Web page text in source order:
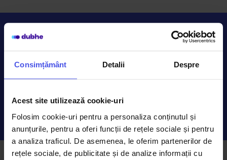
Consimțământ Detalii Despre
Acest site utilizează cookie-uri
Folosim cookie-uri pentru a personaliza conținutul și
anunțurile, pentru a oferi funcții de rețele sociale și pentru
a analiza traficul. De asemenea, le oferim partenerilor de
rețele sociale, de publicitate și de analize informații cu
Te regăsești în valorile noastre?
Hai în echipa nostră?
sau ai experiență, dacă ești pasionat de domeniul